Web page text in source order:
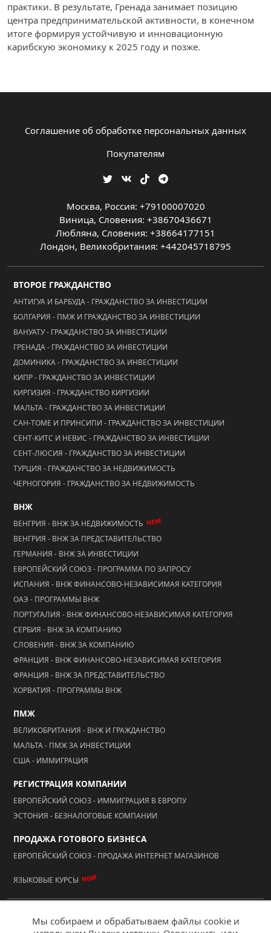
практики. В результате, Гренада занимает позицию
центра предпринимательской активности, в конечном
итоге формируя устойчивую и инновационную
карибскую экономику к 2025 году и позже.
Соглашение об обработке персональных данных
Покупателям
Москва, Россия: +79100007020
Виница, Словения: +38670436671
Любляна, Словения: +38664177151
Лондон, Великобритания: +442045718795
ВТОРОЕ ГРАЖДАНСТВО
АНТИГУА И БАРБУДА - ГРАЖДАНСТВО ЗА ИНВЕСТИЦИИ
БОЛГАРИЯ - ПМЖ И ГРАЖДАНСТВО ЗА ИНВЕСТИЦИИ
ВАНУАТУ - ГРАЖДАНСТВО ЗА ИНВЕСТИЦИИ
ГРЕНАДА - ГРАЖДАНСТВО ЗА ИНВЕСТИЦИИ
ДОМИНИКА - ГРАЖДАНСТВО ЗА ИНВЕСТИЦИИ
КИПР - ГРАЖДАНСТВО ЗА ИНВЕСТИЦИИ
КИРГИЗИЯ - ГРАЖДАНСТВО КИРГИЗИИ
МАЛЬТА - ГРАЖДАНСТВО ЗА ИНВЕСТИЦИИ
САН-ТОМЕ И ПРИНСИПИ - ГРАЖДАНСТВО ЗА ИНВЕСТИЦИИ
СЕНТ-КИТС И НЕВИС - ГРАЖДАНСТВО ЗА ИНВЕСТИЦИИ
СЕНТ-ЛЮСИЯ - ГРАЖДАНСТВО ЗА ИНВЕСТИЦИИ
ТУРЦИЯ - ГРАЖДАНСТВО ЗА НЕДВИЖИМОСТЬ
ЧЕРНОГОРИЯ - ГРАЖДАНСТВО ЗА НЕДВИЖИМОСТЬ
ВНЖ
ВЕНГРИЯ - ВНЖ ЗА НЕДВИЖИМОСТЬ NEW!
ВЕНГРИЯ - ВНЖ ЗА ПРЕДСТАВИТЕЛЬСТВО
ГЕРМАНИЯ - ВНЖ ЗА ИНВЕСТИЦИИ
ЕВРОПЕЙСКИЙ СОЮЗ - ПРОГРАММА ПО ЗАПРОСУ
ИСПАНИЯ - ВНЖ ФИНАНСОВО-НЕЗАВИСИМАЯ КАТЕГОРИЯ
ОАЭ - ПРОГРАММЫ ВНЖ
ПОРТУГАЛИЯ - ВНЖ ФИНАНСОВО-НЕЗАВИСИМАЯ КАТЕГОРИЯ
СЕРБИЯ - ВНЖ ЗА КОМПАНИЮ
СЛОВЕНИЯ - ВНЖ ЗА КОМПАНИЮ
ФРАНЦИЯ - ВНЖ ФИНАНСОВО-НЕЗАВИСИМАЯ КАТЕГОРИЯ
ФРАНЦИЯ - ВНЖ ЗА ПРЕДСТАВИТЕЛЬСТВО
ХОРВАТИЯ - ПРОГРАММЫ ВНЖ
ПМЖ
ВЕЛИКОБРИТАНИЯ - ВНЖ И ГРАЖДАНСТВО
МАЛЬТА - ПМЖ ЗА ИНВЕСТИЦИИ
США - ИММИГРАЦИЯ
РЕГИСТРАЦИЯ КОМПАНИИ
ЕВРОПЕЙСКИЙ СОЮЗ - ИММИГРАЦИЯ В ЕВРОПУ
ЭСТОНИЯ - БЕЗНАЛОГОВЫЕ КОМПАНИИ
ПРОДАЖА ГОТОВОГО БИЗНЕСА
ЕВРОПЕЙСКИЙ СОЮЗ - ПРОДАЖА ИНТЕРНЕТ МАГАЗИНОВ
ЯЗЫКОВЫЕ КУРСЫ NEW!
© 2026 ООО "АААА Адвисер"
Мы собираем и обрабатываем файлы cookie и